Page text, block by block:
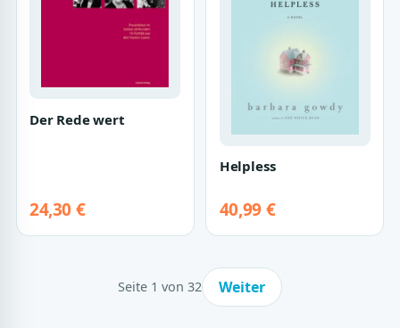
Der Rede wert
24,30 €
Helpless
40,99 €
Seite 1 von 32 Weiter